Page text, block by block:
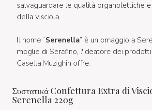
salvaguardare le qualità organolettiche
della visciola.
Il nome “Serenella” è un omaggio a
moglie di Serafino, l'ideatore dei
Casella Muzighin offre.
Συστατικά Confettura Extra di
Serenella 220g